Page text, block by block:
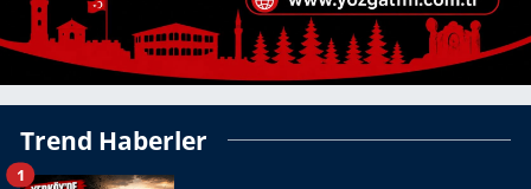
Trend Haberler
1